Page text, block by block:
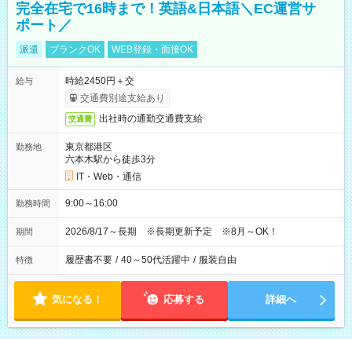
完全在宅で16時まで！英語&日本語＼EC運営サ
ポート／
派遣 ブランクOK WEB登録・面接OK
給与
時給2450円＋交
交通費別途支給あり
交通費 出社時の通勤交通費支給
勤務地
東京都港区
六本木駅から徒歩3分
IT・Web・通信
勤務時間 9:00～16:00
期間 2026/8/17～長期 ※長期更新予定 ※8月～OK！
特徴 履歴書不要 / 40～50代活躍中 / 服装自由
気になる！ 応募する 詳細へ